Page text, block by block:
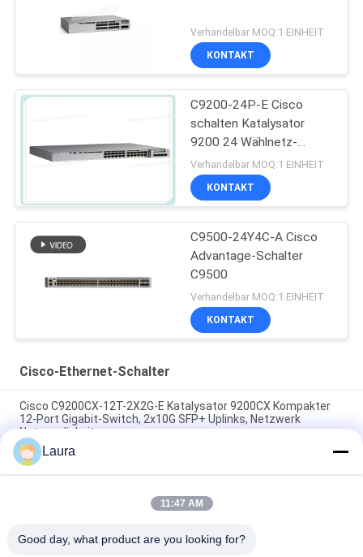
Verhandelbar MOQ:1 EINHEIT
KONTAKT
C9200-24P-E Cisco
schalten Katalysator
9200 24 Wählnetz-
Wesensmerkmale des
Hafen-PoE+
Verhandelbar MOQ:1 EINHEIT
KONTAKT
C9500-24Y4C-A Cisco
Advantage-Schalter
C9500
Verhandelbar MOQ:1 EINHEIT
KONTAKT
Cisco-Ethernet-Schalter
Cisco C9200CX-12T-2X2G-E Katalysator 9200CX Kompakter
12-Port Gigabit-Switch, 2x10G SFP+ Uplinks, Netzwerk
Notwendigkeiten
H3C LS-5130S-10P-HPWR-EI-H1 8-Port PoE+ Gigabit-Switch
mit 2 SFP-Uplinks, 125 Watt PoE-Budget
C1300-48P-4X, Cisco Catalyst 1300 Switch, 48x PoE+/370W,
Laura
11:47 AM
Good day, what product are you looking for?